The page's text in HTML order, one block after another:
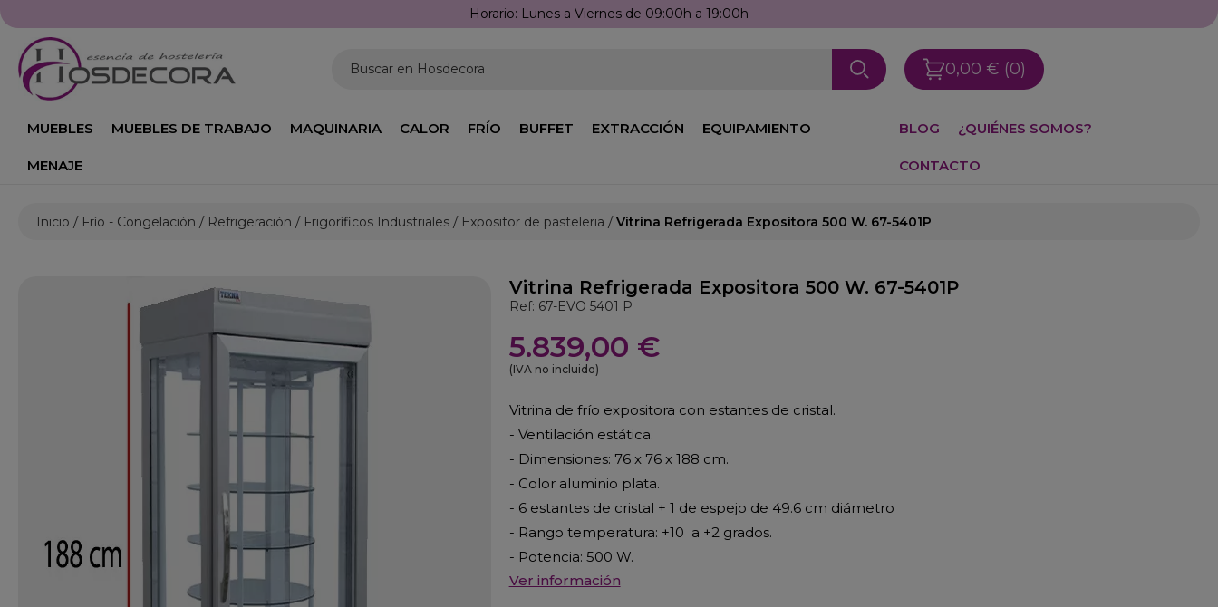
Horario: Lunes a Viernes de 09:00h a 19:00h
Buscar en Hosdecora 0,00 € (0)
MUEBLES MUEBLES DE TRABAJO MAQUINARIA CALOR FRÍO BUFFET EXTRACCIÓN EQUIPAMIENTO
MENAJE
BLOG ¿QUIÉNES SOMOS?
CONTACTO
Inicio Frío - Congelación Refrigeración Frigoríficos Industriales Expositor de pasteleria Vitrina Refrigerada Expositora 500 W. 67-5401P
Vitrina Refrigerada Expositora 500 W. 67-5401P
Ref: 67-EVO 5401 P
5.839,00 €
(IVA no incluido)
Vitrina de frío expositora con estantes de cristal.
- Ventilación estática.
- Dimensiones: 76 x 76 x 188 cm.
- Color aluminio plata.
- 6 estantes de cristal + 1 de espejo de 49.6 cm diámetro
- Rango temperatura: +10 a +2 grados.
- Potencia: 500 W.
Ver información